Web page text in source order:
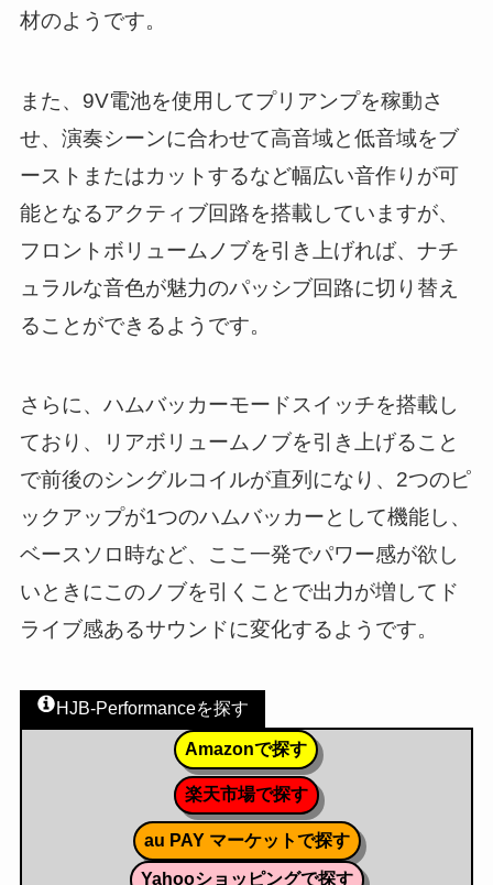
材のようです。
また、9V電池を使用してプリアンプを稼動さ
せ、演奏シーンに合わせて高音域と低音域をブ
ーストまたはカットするなど幅広い音作りが可
能となるアクティブ回路を搭載していますが、
フロントボリュームノブを引き上げれば、ナチ
ュラルな音色が魅力のパッシブ回路に切り替え
ることができるようです。
さらに、ハムバッカーモードスイッチを搭載し
ており、リアボリュームノブを引き上げること
で前後のシングルコイルが直列になり、2つのピ
ックアップが1つのハムバッカーとして機能し、
ベースソロ時など、ここ一発でパワー感が欲し
いときにこのノブを引くことで出力が増してド
ライブ感あるサウンドに変化するようです。
HJB-Performanceを探す
Amazonで探す
楽天市場で探す
au PAY マーケットで探す
Yahooショッピングで探す